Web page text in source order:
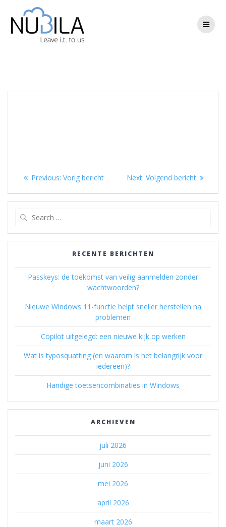
Berichtnavigatie
Previous: Previous
Vorig bericht Next: Next
Volgend bericht
RECENTE BERICHTEN
Passkeys: de toekomst van veilig aanmelden zonder
wachtwoorden?
Nieuwe Windows 11-functie helpt sneller herstellen na
problemen
Copilot uitgelegd: een nieuwe kijk op werken
Wat is typosquatting (en waarom is het belangrijk voor
iedereen)?
Handige toetsencombinaties in Windows
ARCHIEVEN
juli 2026
juni 2026
mei 2026
april 2026
maart 2026